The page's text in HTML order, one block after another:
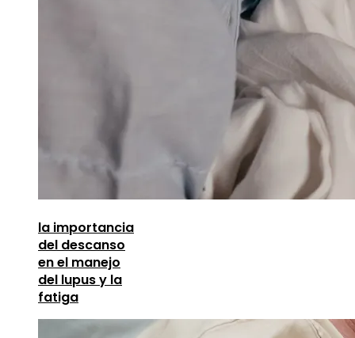
la importancia
del descanso
en el manejo
del lupus y la
fatiga